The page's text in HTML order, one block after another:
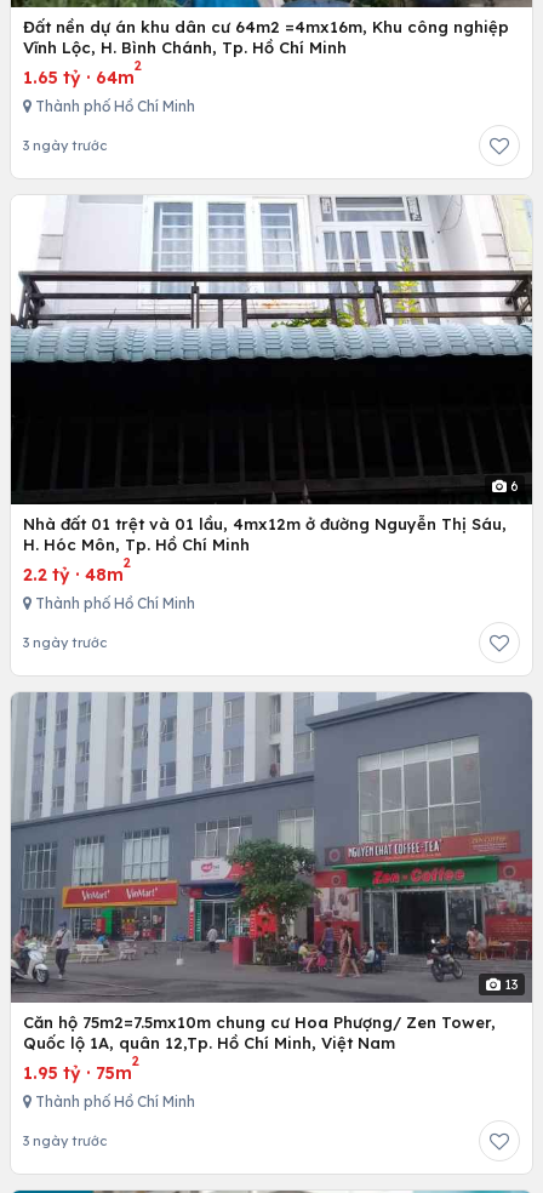
Đất nền dự án khu dân cư 64m2 =4mx16m, Khu công nghiệp
Vĩnh Lộc, H. Bình Chánh, Tp. Hồ Chí Minh
1.65 tỷ · 64m
2
Thành phố Hồ Chí Minh
3 ngày trước
6
Nhà đất 01 trệt và 01 lầu, 4mx12m ở đường Nguyễn Thị Sáu,
H. Hóc Môn, Tp. Hồ Chí Minh
2.2 tỷ · 48m
2
Thành phố Hồ Chí Minh
3 ngày trước
13
Căn hộ 75m2=7.5mx10m chung cư Hoa Phượng/ Zen Tower,
Quốc lộ 1A, quân 12,Tp. Hồ Chí Minh, Việt Nam
1.95 tỷ · 75m
2
Thành phố Hồ Chí Minh
3 ngày trước